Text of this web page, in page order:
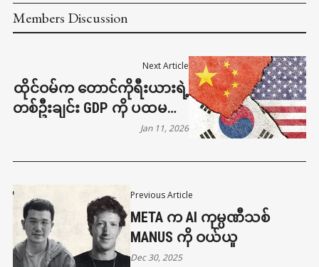
Members Discussion
Previous Article
META က AI ကုမ္ပဏီသစ်
MANUS ကို ဝယ်ယူ
Dec 30, 2025
Next Article
ထိုင်ဝမ်က တောင်ကိုရီးယားရဲ့
တစ်ဦးချင်း GDP ကို ပထမဆုံး
အကြိမ် ကျော်တက်
Jan 11, 2026